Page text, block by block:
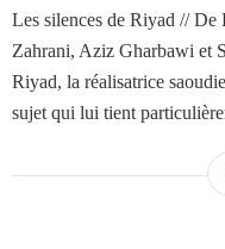
Les silences de Riyad //
Zahrani, Aziz Gharbawi et
Riyad, la réalisatrice
sujet qui lui tient